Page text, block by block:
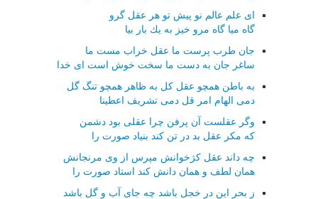
ای علم عالم نو پیش تو هر عقل گرو
گاه میا گاه مرو خیز به یك بار بیا
جان طرب پرست ما عقل خراب مست ما
ساغر جان به دست ما سخت خوش است ای خدا
به باطن همچو عقل كل به ظاهر همچو تنگ گل
دمی الهام امر قل دمی تشریف اعطینا
وگر عقلست آن پرفن چرا عقلی بود دشمن
كه مكر عقل بد در تن كند بنیاد صورت را
چه داند عقل كژخوانش مپرس از وی مرنجانش
همان لطف و همان دانش كند استاد صورت را
ز بحر این در خجل باشد چه جای آب و گل باشد